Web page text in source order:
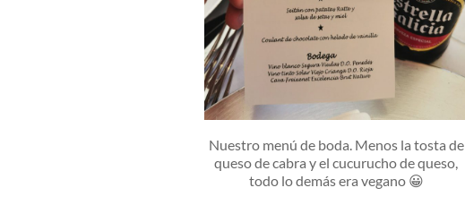
Nuestro menú de boda. Menos la tosta de
queso de cabra y el cucurucho de queso,
todo lo demás era vegano 😀